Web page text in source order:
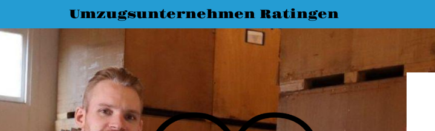
Umzugsunternehmen Ratingen